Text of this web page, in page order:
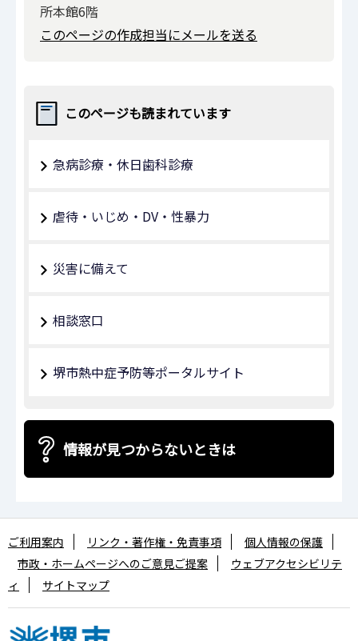
所本館6階
このページの作成担当にメールを送る
このページも読まれています
急病診療・休日歯科診療
虐待・いじめ・DV・性暴力
災害に備えて
相談窓口
堺市熱中症予防等ポータルサイト
情報が見つからないときは
ご利用案内 リンク・著作権・免責事項
個人情報の保護
市政・ホームページへのご意見ご提案
ウェブアクセシビリテ
ィ
サイトマップ